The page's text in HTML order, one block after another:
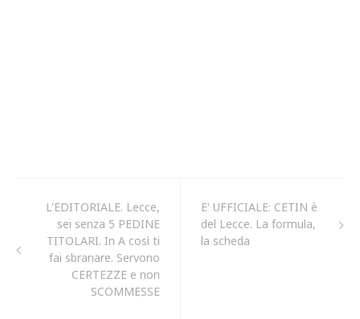
L'EDITORIALE. Lecce,
sei senza 5 PEDINE
TITOLARI. In A così ti
fai sbranare. Servono
CERTEZZE e non
SCOMMESSE
E' UFFICIALE: CETIN è
del Lecce. La formula,
la scheda